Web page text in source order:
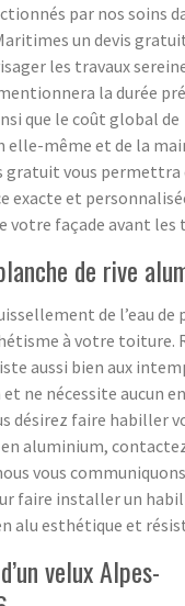
par nos soins
un devis
les travaux
la durée
que le coût global de
elle-même et de la
gratuit vous permettra
exacte et
votre façade avant les
de rive
de l’eau de
à votre toiture.
aussi bien aux
et ne nécessite aucun
désirez faire habiller
aluminium,
vous
faire installer un
alu esthétique et
velux Alpes-